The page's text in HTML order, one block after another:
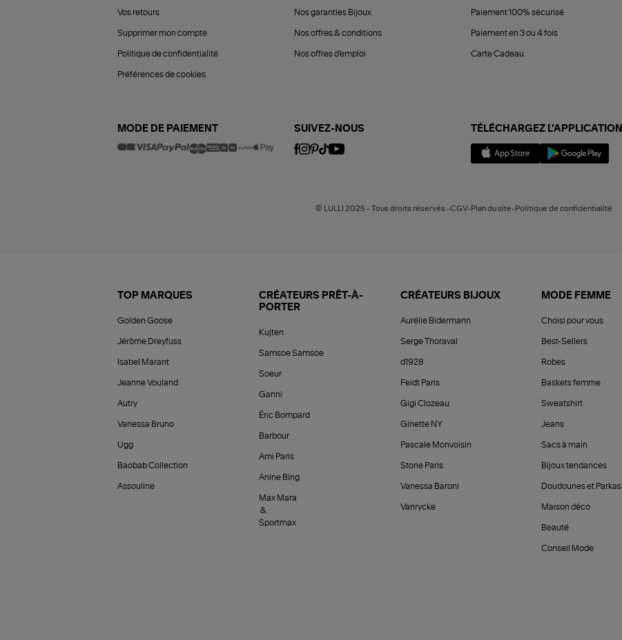
Vos retours
Supprimer mon compte
Politique de confidentialité
Préférences de cookies
Nos garanties Bijoux
Nos offres & conditions
Nos offres d'emploi
Paiement 100% sécurisé
Paiement en 3 ou 4 fois
Carte Cadeau
MODE DE PAIEMENT SUIVEZ-NOUS TÉLÉCHARGEZ L'APPLICATION
© LULLI 2025 - Tous droits réservés -CGV-Plan du site-Politique de confidentialité
TOP MARQUES
Golden Goose
Jérôme Dreyfuss
Isabel Marant
Jeanne Vouland
Autry
Vanessa Bruno
Ugg
Baobab Collection
Assouline
CRÉATEURS PRÊT-À-
PORTER
Kujten
Samsoe Samsoe
Soeur
Ganni
Éric Bompard
Barbour
Ami Paris
Anine Bing
Max Mara
&
Sportmax
CRÉATEURS BIJOUX
Aurélie Bidermann
Serge Thoraval
d1928
Feidt Paris
Gigi Clozeau
Ginette NY
Pascale Monvoisin
Stone Paris
Vanessa Baroni
Vanrycke
MODE FEMME
Choisi pour vous
Best-Sellers
Robes
Baskets femme
Sweatshirt
Jeans
Sacs à main
Bijoux tendances
Doudounes et Parkas
Maison déco
Beauté
Conseil Mode